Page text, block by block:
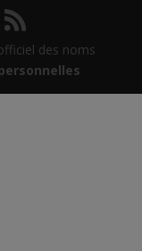
des noms